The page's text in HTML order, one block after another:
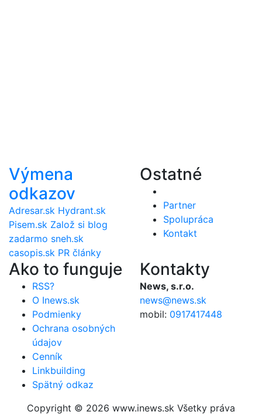
Výmena
odkazov
Adresar.sk Hydrant.sk
Pisem.sk Založ si blog
zadarmo sneh.sk
casopis.sk PR články
Ostatné
Partner
Spolupráca
Kontakt
Ako to funguje
RSS?
O Inews.sk
Podmienky
Ochrana osobných
údajov
Cenník
Linkbuilding
Spätný odkaz
Kontakty
News, s.r.o.
news@news.sk
mobil: 0917417448
Copyright © 2026 www.inews.sk Všetky práva